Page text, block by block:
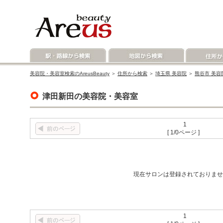
美容院・美容室検索のAreusBeauty ＞ 住所から検索 ＞ 埼玉県 美容院 ＞ 熊谷市 美容
津田新田の美容院・美容室
1
[ 1/0ページ ]
現在サロンは登録されておりま
1